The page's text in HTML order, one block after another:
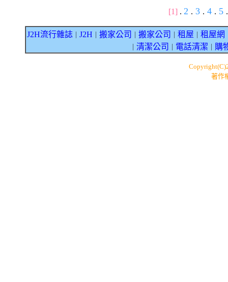
[1] . 2 . 3 . 4 . 5 .
J2H流行雜誌 J2H 搬家公司 搬家公司 租屋 租屋網
清潔公司 電話清潔 購
著作